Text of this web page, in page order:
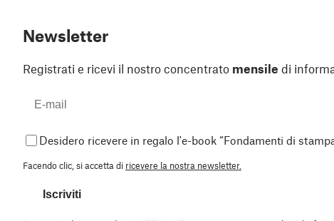
Newsletter
Registrati e ricevi il nostro concentrato mensile di
Desidero ricevere in regalo l'e-book “Fondamenti di
Facendo clic, si accetta di ricevere la nostra newsletter.
Iscriviti